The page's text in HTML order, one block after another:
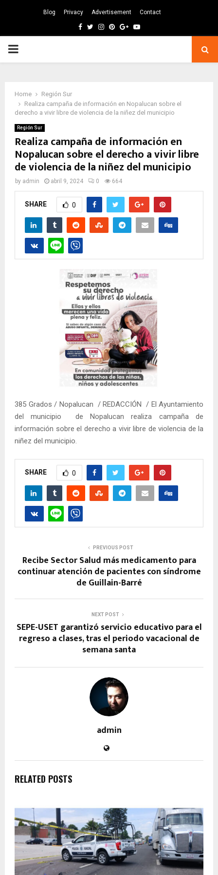
Blog Privacy Advertisement Contact
Facebook
TwitterInstagram
Pinterest
GoogleYoutube
PRIMARY
Home
Región Sur
Realiza campaña de información en Nopalucan sobre el
derecho a vivir libre de violencia de la niñez del municipio
Región Sur
Realiza campaña de información en
Nopalucan sobre el derecho a vivir libre
de violencia de la niñez del municipio
by admin abril 9, 2024 0 664
SHARE 0
385 Grados / Nopalucan / REDACCIÓN / El Ayuntamiento
del municipio de Nopalucan realiza campaña de
información sobre el derecho a vivir libre de violencia de la
niñez del municipio.
SHARE 0
PREVIOUS POST
Recibe Sector Salud más medicamento para
continuar atención de pacientes con síndrome
de Guillain-Barré
NEXT POST
SEPE-USET garantizó servicio educativo para el
regreso a clases, tras el periodo vacacional de
semana santa
admin
RELATED POSTS